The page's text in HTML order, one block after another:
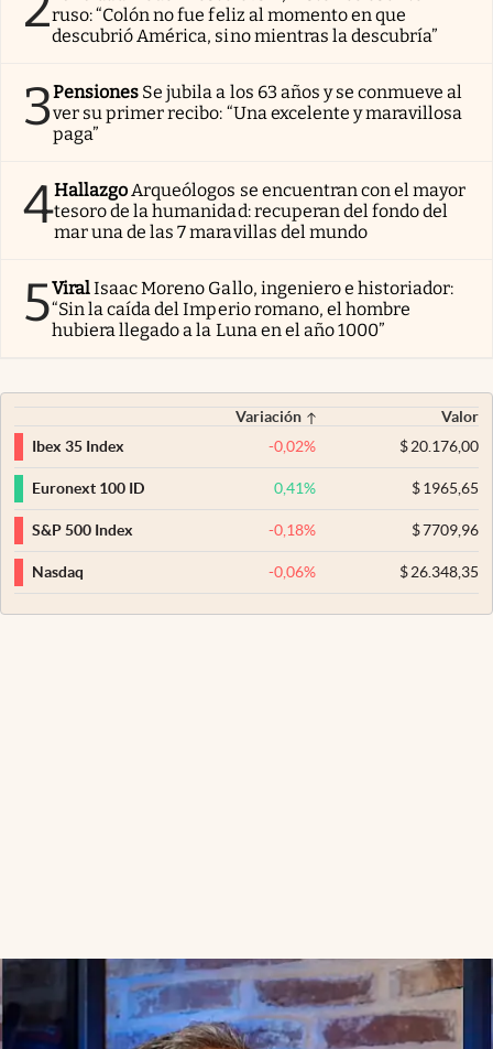
ruso: “Colón no fue feliz al momento en que
descubrió América, sino mientras la descubría”
3Pensiones Se jubila a los 63 años y se conmueve al
ver su primer recibo: “Una excelente y maravillosa
paga”
4Hallazgo Arqueólogos se encuentran con el mayor
tesoro de la humanidad: recuperan del fondo del
mar una de las 7 maravillas del mundo
5ViralIsaac Moreno Gallo, ingeniero e historiador:
“Sin la caída del Imperio romano, el hombre
hubiera llegado a la Luna en el año 1000”
Variación
Valor
Ibex 35 Index
-0,02% $20.176,00
Euronext 100 ID 0,41% $1965,65
S&P 500 Index -0,18% $7709,96
Nasdaq -0,06% $26.348,35